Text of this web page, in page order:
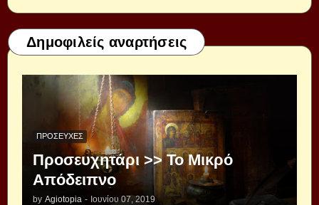
Δημοφιλείς αναρτήσεις
ΠΡΟΣΕΥΧΈΣ
Προσευχητάρι >> Το Μικρό
Απόδειπνο
by Agiotopia - Ιουνίου 07, 2019